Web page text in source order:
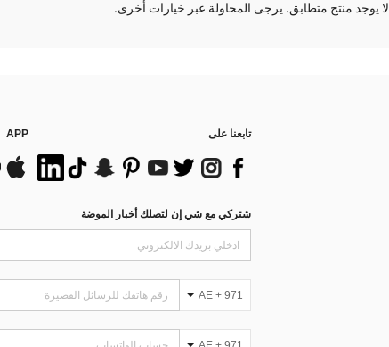
لا يوجد منتج متطابق. يرجى المحاولة عبر خيارات أخرى.
تابعنا على APP
شتركي مع شي إن لتصلك أخبار الموضة
AE + 971